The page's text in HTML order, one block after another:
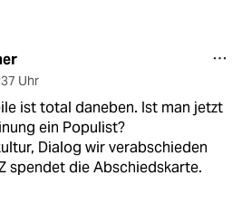
Uhr
ist total daneben. Ist man jetzt
ein Populist?
Dialog wir verabschieden
spendet die Abschiedskarte.